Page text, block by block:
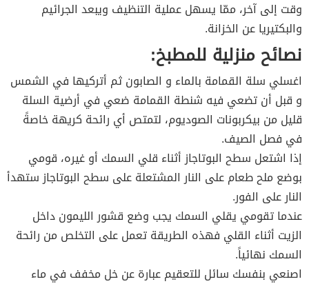
وقت إلى آخر، ممّا يسهل عملية التنظيف ويبعد الجرائيم
والبكتيريا عن الخزانة.
نصائح منزلية للمطبخ:
اغسلي سلة القمامة بالماء و الصابون ثم أتركيها في الشمس
و قبل أن تضعي فيه شنطة القمامة ضعي في أرضية السلة
قليل من بيكربونات الصوديوم، لتمتص أي رائحة كريهة خاصةً
في فصل الصيف.
إذا اشتعل سطح البوتاجاز أثناء قلي السمك أو غيره، قومي
بوضع ملح طعام على النار المشتعلة على سطح البوتاجاز ستهدأ
النار على الفور.
عندما تقومي يقلي السمك يجب وضع قشور الليمون داخل
الزيت أثناء القلي فهذه الطريقة تعمل على التخلص من رائحة
السمك نهائياً.
اصنعي بنفسك سائل للتعقيم عبارة عن خل مخفف في ماء